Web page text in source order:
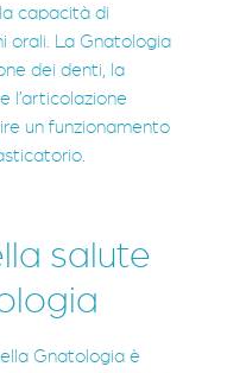
capacità di
orali. La Gnatologia
dei denti, la
l’articolazione
un funzionamento
salute
Gnatologia è